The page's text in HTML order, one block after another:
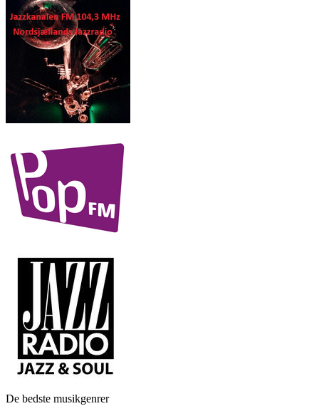
De bedste musikgenrer